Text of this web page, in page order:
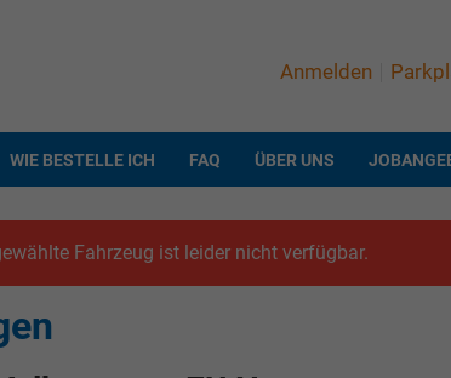
Anmelden
WIE BESTELLE ICH FAQ ÜBER UNS
Fahrzeug ist leider nicht verfügbar.